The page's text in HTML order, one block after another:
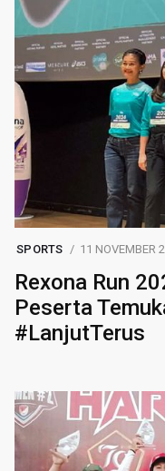
SPORTS 11 NOVEMBER
Rexona Run
Peserta
#LanjutTerus